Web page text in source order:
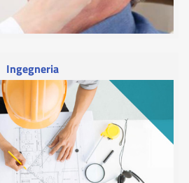
Ingegneria